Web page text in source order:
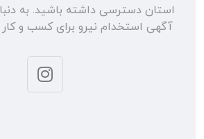
استان دسترسی داشته باشید. به
آگهی استخدام نیرو برای کسب و کار